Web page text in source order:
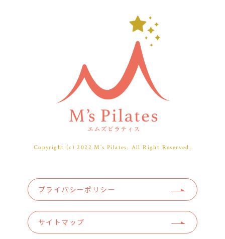
Copyright (c) 2022 M’s Pilates. All Right Reserved.
プライバシーポリシー
サイトマップ